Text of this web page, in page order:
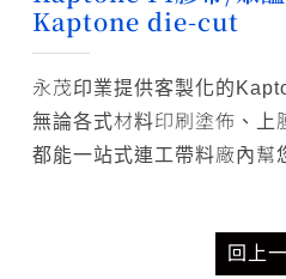
Kaptone die-cut
永茂印業提供客製化的
無論各式材料印刷塗佈、上
都能一站式連工帶料廠內幫
回上